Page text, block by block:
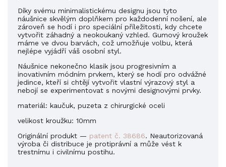
Díky svému minimalistickému designu jsou tyto
náušnice skvělým doplňkem pro každodenní nošení, ale
zároveň se hodí i pro speciální příležitosti, kdy chcete
vytvořit záhadný a neokoukaný vzhled. Gumový kroužek
máme ve dvou barvách, což umožňuje volbu, která
nejlépe vyjádří váš osobní styl.
Náušnice nekonečno klasik jsou progresivním a
inovativním módním prvkem, který se hodí pro odvážné
jedince, kteří si chtějí vytvořit vlastní výrazový styl a
nebojí se experimentovat s novými designovými prvky.
materiál: kaučuk, puzeta z chirurgické oceli
velikost kroužku: 10mm
Originální produkt — patent č. 38686. Neautorizovaná
výroba či distribuce je protiprávní a může vést k
trestnímu i civilnímu postihu.